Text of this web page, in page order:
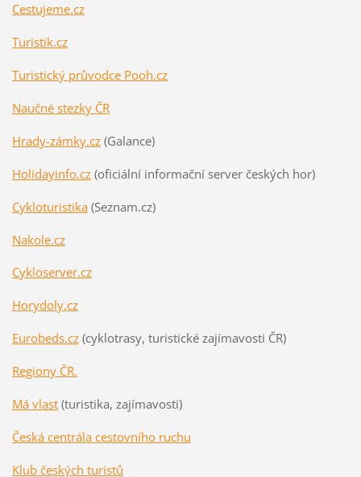
Cestujeme.cz
Turistik.cz
Turistický průvodce Pooh.cz
Naučné stezky ČR
Hrady-zámky.cz(Galance)
Holidayinfo.cz(oficiální informační server českých hor)
Cykloturistika(Seznam.cz)
Nakole.cz
Cykloserver.cz
Horydoly.cz
Eurobeds.cz(cyklotrasy, turistické zajímavosti ČR)
Regiony ČR.
Má vlast(turistika, zajímavosti)
Česká centrála cestovního ruchu
Klub českých turistů